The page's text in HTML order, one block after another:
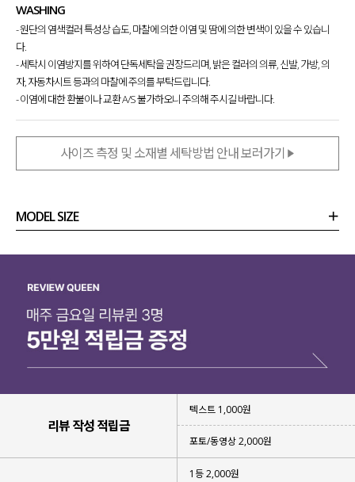
차려입은 느낌으로 꾸며입기에도 좋은
활용 만점 아이템을 제작했어요.
데일리룩, 출근룩으로 또는 하객룩, 경조사룩 등으로도
활용하기 좋은셔츠 랩스커트 SET를 소개할게요.
WASHING
- 원단의 염색컬러 특성상 습도, 마찰에 의한 이염 및 땀에 의한 변색이 있을 수 있습니
다.
- 세탁시 이염방지를 위하여 단독세탁을 권장드리며, 밝은 컬러의 의류, 신발, 가방, 의
자, 자동차시트 등과의 마찰에 주의를 부탁드립니다.
- 이염에 대한 환불이나 교환 A/S 불가하오니 주의해 주시길 바랍니다.
사이즈 측정 및 소재별 세탁방법 안내 보러가기
MODEL SIZE
리뷰 작성 적립금
텍스트 1,000원
포토/동영상 2,000원
1등 2,000원